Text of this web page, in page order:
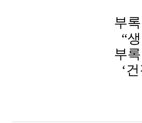
부록
“
부록
‘